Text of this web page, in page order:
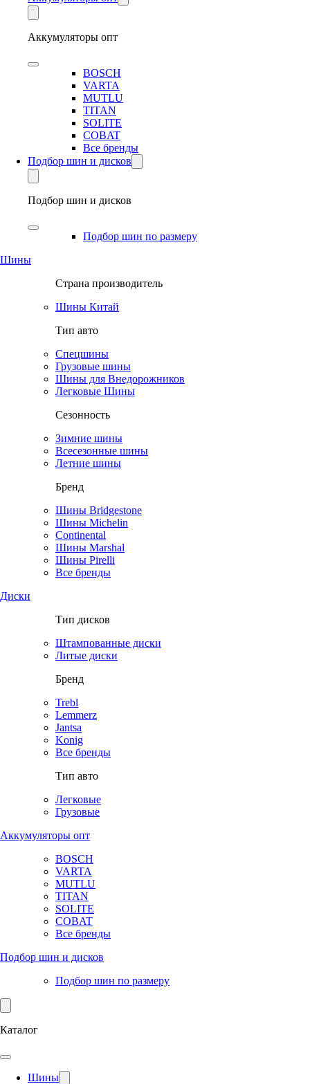
Аккумуляторы опт
BOSCH
VARTA
MUTLU
TITAN
SOLITE
COBAT
Все бренды
Подбор шин и дисков
Подбор шин и дисков
Подбор шин по размеру
Шины
Страна производитель
Шины Китай
Тип авто
Спецшины
Грузовые шины
Шины для Внедорожников
Легковые Шины
Сезонность
Зимние шины
Всесезонные шины
Летние шины
Бренд
Шины Bridgestone
Шины Michelin
Continental
Шины Marshal
Шины Pirelli
Все бренды
Диски
Тип дисков
Штампованные диски
Литые диски
Бренд
Trebl
Lemmerz
Jantsa
Konig
Все бренды
Тип авто
Легковые
Грузовые
Аккумуляторы опт
BOSCH
VARTA
MUTLU
TITAN
SOLITE
COBAT
Все бренды
Подбор шин и дисков
Подбор шин по размеру
Каталог
Шины